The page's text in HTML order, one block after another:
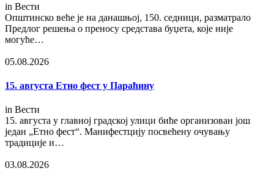
in Вести
Општинско веће је на данашњој, 150. седници, разматрало
Предлог решења о преносу средстава буџета, које није
могуће…
05.08.2026
15. августа Етно фест у Параћину
in Вести
15. августа у главној градској улици биће организован још
један „Етно фест“. Манифестцију посвећену очувању
традиције и…
03.08.2026